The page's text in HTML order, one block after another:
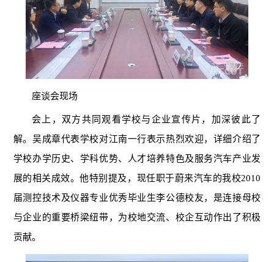
座谈会现场
会上，双方共同观看学校与企业宣传片，加深彼此了
解。吴成章代表学校对江南一行表示热烈欢迎，详细介绍了
学校办学历史、学科优势、人才培养特色及服务汽车产业发
展的相关成效。他特别提及，现任职于蔚来汽车的我校2010
届测控技术及仪器专业优秀毕业生李公德校友，是连接母校
与企业的重要桥梁纽带，为校地交流、校企互动作出了积极
贡献。